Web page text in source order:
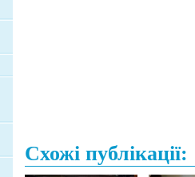
Схожі публікації: